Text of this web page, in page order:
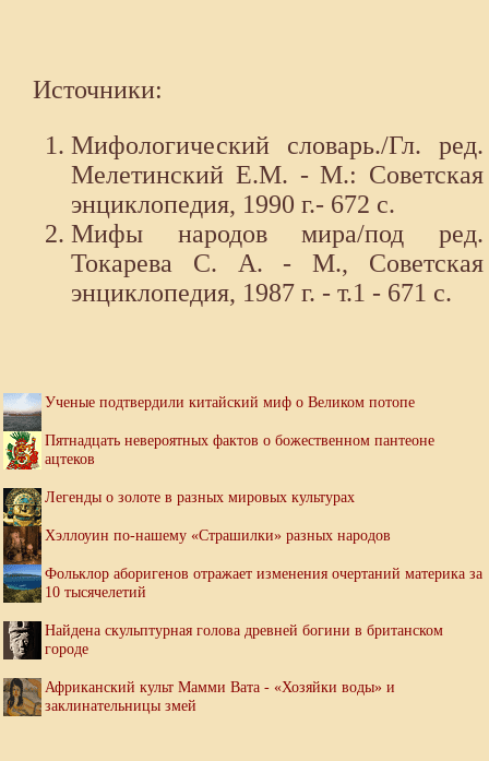
Источники:
Мифологический словарь./Гл. ред.
Мелетинский Е.М. - М.: Советская
энциклопедия, 1990 г.- 672 с.
Мифы народов мира/под ред.
Токарева С. А. - М., Советская
энциклопедия, 1987 г. - т.1 - 671 с.
Ученые подтвердили китайский миф о Великом потопе
Пятнадцать невероятных фактов о божественном пантеоне
ацтеков
Легенды о золоте в разных мировых культурах
Хэллоуин по-нашему «Страшилки» разных народов
Фольклор аборигенов отражает изменения очертаний материка за
10 тысячелетий
Найдена скульптурная голова древней богини в британском
городе
Африканский культ Мамми Вата - «Хозяйки воды» и
заклинательницы змей